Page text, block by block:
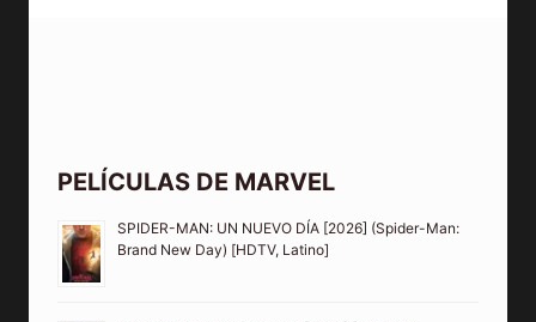
PELÍCULAS DE MARVEL
SPIDER-MAN: UN NUEVO DÍA [2026] (Spider-Man:
Brand New Day) [HDTV, Latino]